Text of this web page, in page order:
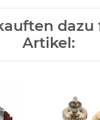
dazu
Artikel: